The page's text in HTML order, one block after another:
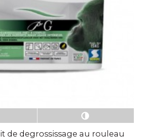
de degrossissage au rouleau